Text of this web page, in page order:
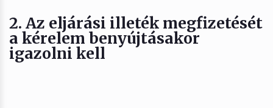
2. Az eljárási illeték megfizetését
a kérelem benyújtásakor
igazolni kell